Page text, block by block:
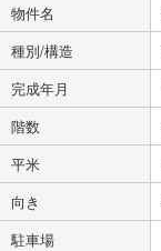
物件名
種別/構造
完成年月
階数
平米
向き
駐車場